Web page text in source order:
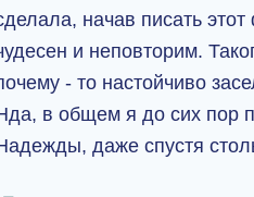
начав писать
и неповторим.
- то настойчиво
в общем я до сих пор
даже спустя